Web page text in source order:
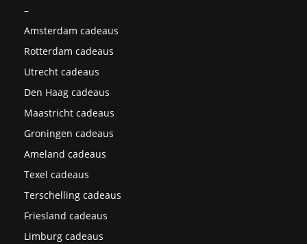
–
Amsterdam cadeaus
Rotterdam cadeaus
Utrecht cadeaus
Den Haag cadeaus
Maastricht cadeaus
Groningen cadeaus
Ameland cadeaus
Texel cadeaus
Terschelling cadeaus
Friesland cadeaus
Limburg cadeaus